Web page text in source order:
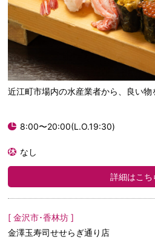
近江町市場内の水産業者から、良い物
8:00〜20:00(L.O.19:30)
なし
詳細はこち
[ 金沢市･香林坊 ]
金澤玉寿司せせらぎ通り店